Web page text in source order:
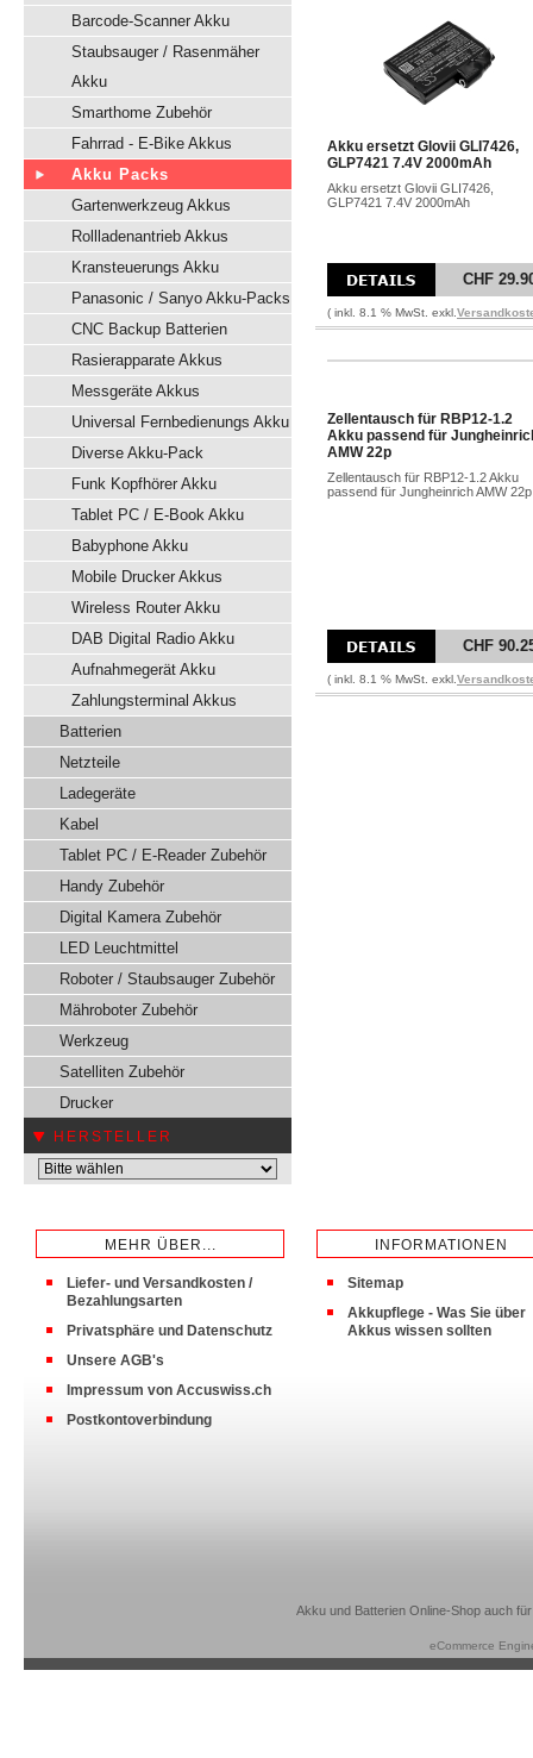
Barcode-Scanner Akku
Staubsauger / Rasenmäher
Akku
Smarthome Zubehör
Fahrrad - E-Bike Akkus
Akku Packs
Gartenwerkzeug Akkus
Rollladenantrieb Akkus
Kransteuerungs Akku
Panasonic / Sanyo Akku-Packs
CNC Backup Batterien
Rasierapparate Akkus
Messgeräte Akkus
Universal Fernbedienungs Akku
Diverse Akku-Pack
Funk Kopfhörer Akku
Tablet PC / E-Book Akku
Babyphone Akku
Mobile Drucker Akkus
Wireless Router Akku
DAB Digital Radio Akku
Aufnahmegerät Akku
Zahlungsterminal Akkus
Batterien
Netzteile
Ladegeräte
Kabel
Tablet PC / E-Reader Zubehör
Handy Zubehör
Digital Kamera Zubehör
LED Leuchtmittel
Roboter / Staubsauger Zubehör
Mähroboter Zubehör
Werkzeug
Satelliten Zubehör
Drucker
HERSTELLER
Akku ersetzt Glovii GLI7426,
GLP7421 7.4V 2000mAh
Akku ersetzt Glovii GLI7426,
GLP7421 7.4V 2000mAh
CHF
( inkl. 8.1 % MwSt. exkl.
Zellentausch für RBP12-1.2
Akku passend für
AMW 22p
Zellentausch für RBP12-1.2 Akku
passend für Jungheinrich AMW 22p
CHF
( inkl. 8.1 % MwSt. exkl.
MEHR ÜBER...
Liefer- und Versandkosten /
Bezahlungsarten
Privatsphäre und Datenschutz
Unsere AGB's
Impressum von Accuswiss.ch
Postkontoverbindung
INFORMATIONEN
Sitemap
Akkupflege - Was Sie über
Akkus wissen sollten
Akku und Batterien Online-Shop auch
eCommerce